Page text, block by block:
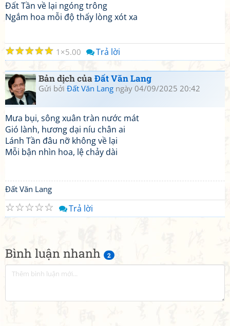
Bình luận nhanh 2
Đất Tần về lại ngóng trông
Ngắm hoa mỗi độ thấy lòng xót xa
☆
☆
☆
☆
☆ 1 5.00 Trả lời
Bản dịch củaĐất Văn Lang
Gửi bởi Đất Văn Lang ngày 04/09/2025 20:42
Mưa bụi, sông xuân tràn nước mát
Gió lành, hương dại níu chân ai
Lánh Tần đâu nỡ không về lại
Mỗi bận nhìn hoa, lệ chảy dài
Đất Văn Lang
☆
☆
☆
☆
☆ Trả lời